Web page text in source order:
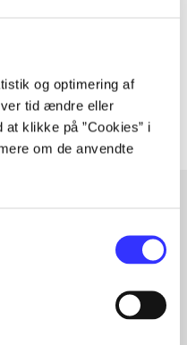
og optimering af
tid ændre eller
klikke på ”Cookies” i
om de anvendte